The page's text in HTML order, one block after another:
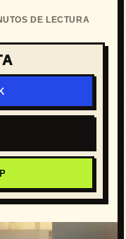
DE LECTURA